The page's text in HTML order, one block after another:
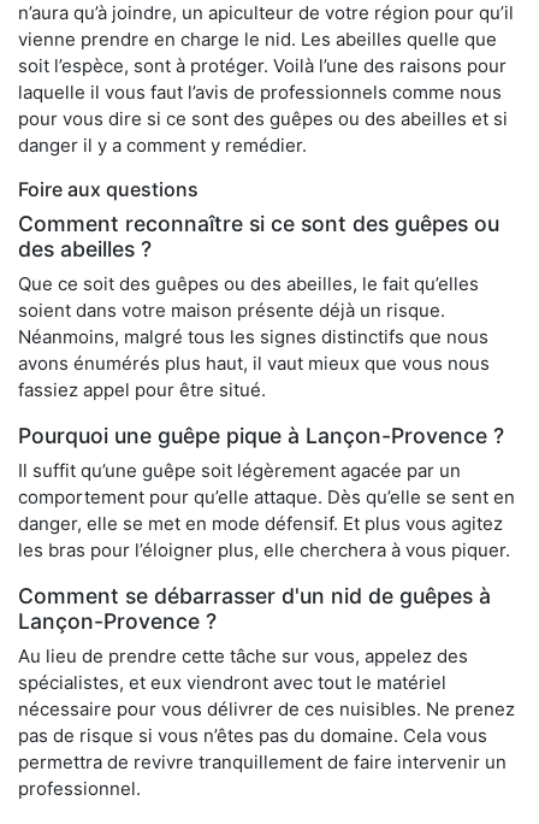
n’aura qu’à joindre, un apiculteur de votre région pour qu’il
vienne prendre en charge le nid. Les abeilles quelle que
soit l’espèce, sont à protéger. Voilà l’une des raisons pour
laquelle il vous faut l’avis de professionnels comme nous
pour vous dire si ce sont des guêpes ou des abeilles et si
danger il y a comment y remédier.
Foire aux questions
Comment reconnaître si ce sont des guêpes ou
des abeilles ?
Que ce soit des guêpes ou des abeilles, le fait qu’elles
soient dans votre maison présente déjà un risque.
Néanmoins, malgré tous les signes distinctifs que nous
avons énumérés plus haut, il vaut mieux que vous nous
fassiez appel pour être situé.
Pourquoi une guêpe pique à Lançon-Provence ?
Il suffit qu’une guêpe soit légèrement agacée par un
comportement pour qu’elle attaque. Dès qu’elle se sent en
danger, elle se met en mode défensif. Et plus vous agitez
les bras pour l’éloigner plus, elle cherchera à vous piquer.
Comment se débarrasser d'un nid de guêpes à
Lançon-Provence ?
Au lieu de prendre cette tâche sur vous, appelez des
spécialistes, et eux viendront avec tout le matériel
nécessaire pour vous délivrer de ces nuisibles. Ne prenez
pas de risque si vous n’êtes pas du domaine. Cela vous
permettra de revivre tranquillement de faire intervenir un
professionnel.